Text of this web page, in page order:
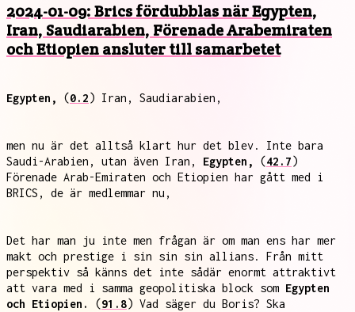
2024-01-09: Brics fördubblas när Egypten,
Iran, Saudiarabien, Förenade Arabemiraten
och Etiopien ansluter till samarbetet
Egypten, (0.2) Iran, Saudiarabien,
men nu är det alltså klart hur det blev. Inte bara
Saudi-Arabien, utan även Iran, Egypten, (42.7)
Förenade Arab-Emiraten och Etiopien har gått med i
BRICS, de är medlemmar nu,
Det har man ju inte men frågan är om man ens har mer
makt och prestige i sin sin sin allians. Från mitt
perspektiv så känns det inte sådär enormt attraktivt
att vara med i samma geopolitiska block som Egypten
och Etiopien.
(91.8) Vad säger du Boris? Ska